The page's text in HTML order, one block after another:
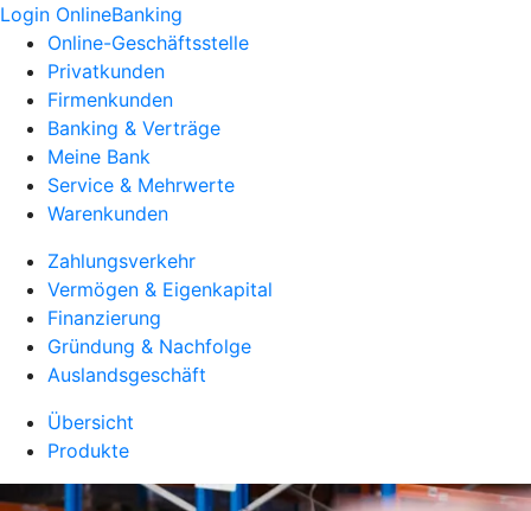
Login OnlineBanking
Online-Geschäftsstelle
Privatkunden
Firmenkunden
Banking & Verträge
Meine Bank
Service & Mehrwerte
Warenkunden
Zahlungsverkehr
Vermögen & Eigenkapital
Finanzierung
Gründung & Nachfolge
Auslandsgeschäft
Übersicht
Produkte